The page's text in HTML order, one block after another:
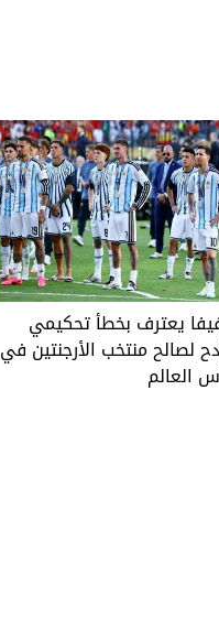
يعترف بخطأ تحكيمي
لصالح منتخب الأرجنتين في
العالم